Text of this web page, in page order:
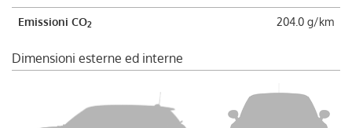
Emissioni CO2 204.0 g/km
Dimensioni esterne ed interne